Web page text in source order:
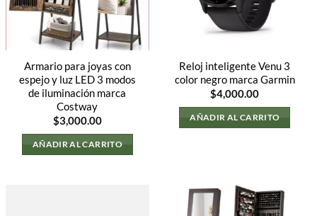
Armario para joyas con
espejo y luz LED 3 modos
de iluminación marca
Costway
$3,000.00
AÑADIR AL CARRITO
Reloj inteligente Venu 3
color negro marca Garmin
$4,000.00
AÑADIR AL CARRITO